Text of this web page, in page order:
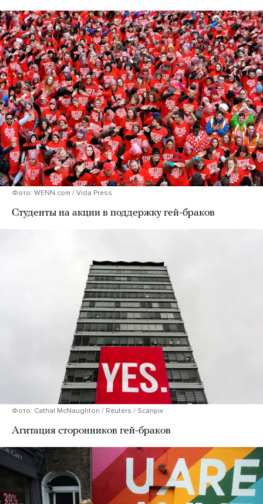
Фото: WENN.com / Vida Press
Студенты на акции в поддержку гей-браков
Фото: Cathal McNaughton / Reuters / Scanpix
Агитация сторонников гей-браков